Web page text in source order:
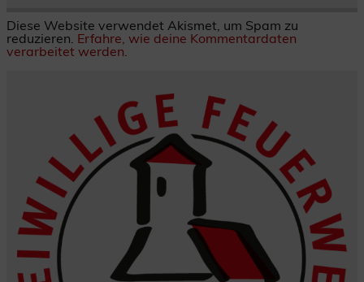
Diese Website verwendet Akismet, um Spam zu
reduzieren. Erfahre, wie deine Kommentardaten
verarbeitet werden.